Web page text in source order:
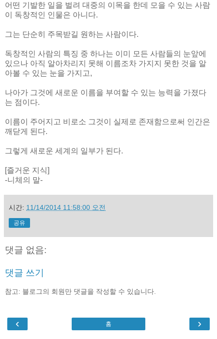
어떤 기발한 일을 벌려 대중의 이목을 한데 모을 수 있는 사람
이 독창적인 인물은 아니다.
그는 단순히 주목받길 원하는 사람이다.
독창적인 사람의 특징 중 하나는 이미 모든 사람들의 눈앞에
있으나 아직 알아차리지 못해 이름조차 가지지 못한 것을 알
아볼 수 있는 눈을 가지고,
나아가 그것에 새로운 이름을 부여할 수 있는 능력을 가졌다
는 점이다.
이름이 주어지고 비로소 그것이 실제로 존재함으로써 인간은
깨닫게 된다.
그렇게 새로운 세계의 일부가 된다.
[즐거운 지식]
-니체의 말-
시간: 11/14/2014 11:58:00 오전
공유
댓글 없음:
댓글 쓰기
참고: 블로그의 회원만 댓글을 작성할 수 있습니다.
‹ ›
홈